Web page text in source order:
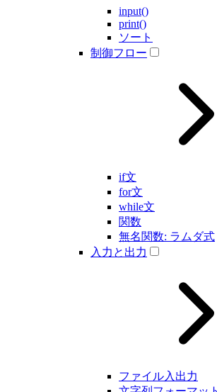
input()
print()
ソート
制御フロー
if文
for文
while文
関数
無名関数: ラムダ式
入力と出力
ファイル入出力